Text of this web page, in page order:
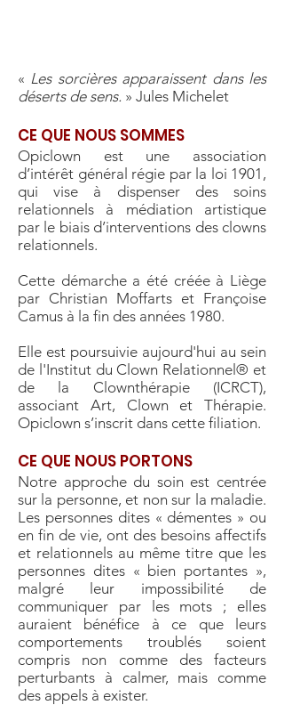
« Les sorcières apparaissent dans les
déserts de sens. » Jules Michelet
CE QUE NOUS SOMMES
Opiclown est une association
d’intérêt général régie par la loi 1901,
qui vise à dispenser des soins
relationnels à médiation artistique
par le biais d’interventions des clowns
relationnels.
Cette démarche a été créée à Liège
par Christian Moffarts et Françoise
Camus à la fin des années 1980.
Elle est poursuivie aujourd'hui au sein
de l'Institut du Clown Relationnel® et
de la Clownthérapie (ICRCT),
associant Art, Clown et Thérapie.
Opiclown s’inscrit dans cette filiation.
CE QUE NOUS PORTONS
Notre approche du soin est centrée
sur la personne, et non sur la maladie.
Les personnes dites « démentes » ou
en fin de vie, ont des besoins affectifs
et relationnels au même titre que les
personnes dites « bien portantes »,
malgré leur impossibilité de
communiquer par les mots ; elles
auraient bénéfice à ce que leurs
comportements troublés soient
compris non comme des facteurs
perturbants à calmer, mais comme
des appels à exister.